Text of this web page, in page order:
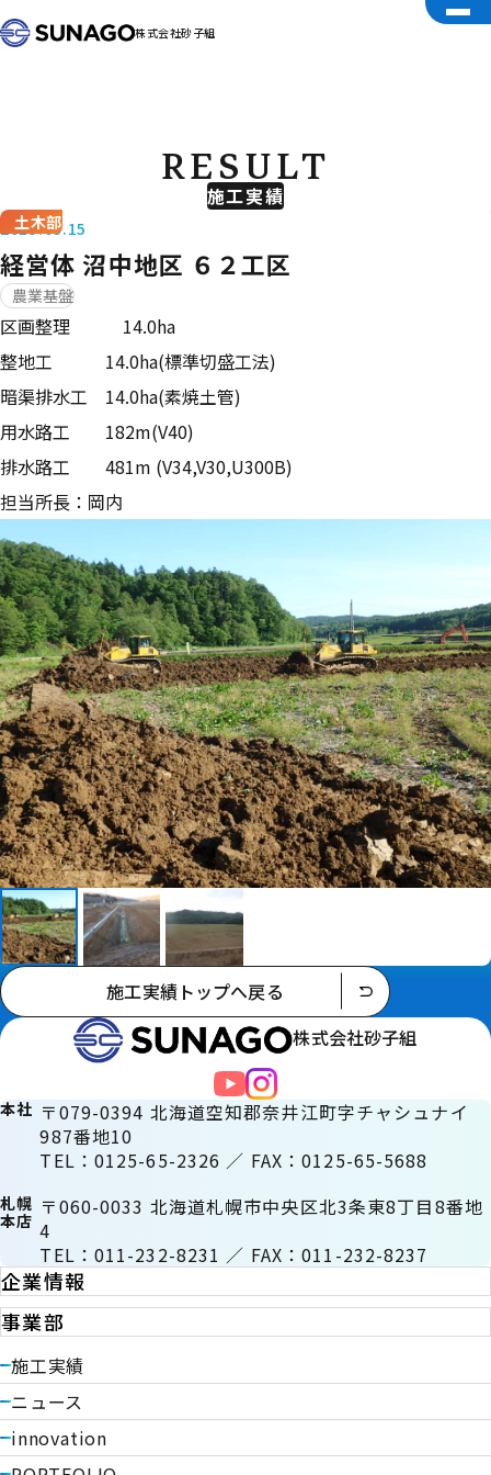
株式会社砂子組
施工実績
RESULT
土木部
2015.09.15
経営体 沼中地区 ６２工区
農業基盤
区画整理 14.0ha
整地工 14.0ha(標準切盛工法)
暗渠排水工 14.0ha(素焼土管)
用水路工 182m(V40)
排水路工 481m (V34,V30,U300B)
担当所長：岡内
施工実績トップへ戻る
株式会社砂子組
本社 〒079-0394 北海道空知郡奈井江町字チャシュナイ
987番地10
TEL：0125-65-2326 ／ FAX：0125-65-5688
札幌
本店
〒060-0033 北海道札幌市中央区北3条東8丁目8番地
4
TEL：011-232-8231 ／ FAX：011-232-8237
企業情報
事業部
施工実績
ニュース
innovation